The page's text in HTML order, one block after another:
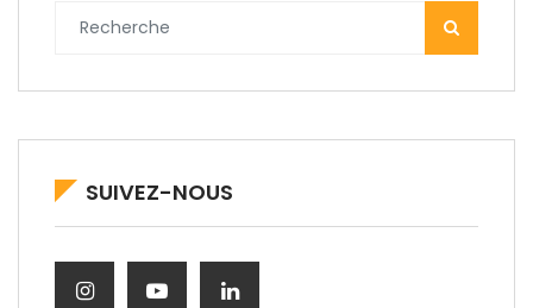
SUIVEZ-NOUS